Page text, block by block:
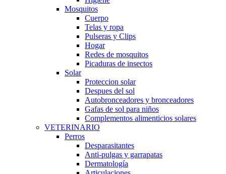
Mosquitos
Cuerpo
Telas y ropa
Pulseras y Clips
Hogar
Redes de mosquitos
Picaduras de insectos
Solar
Proteccion solar
Despues del sol
Autobronceadores y bronceadores
Gafas de sol para niños
Complementos alimenticios solares
VETERINARIO
Perros
Desparasitantes
Anti-pulgas y garrapatas
Dermatología